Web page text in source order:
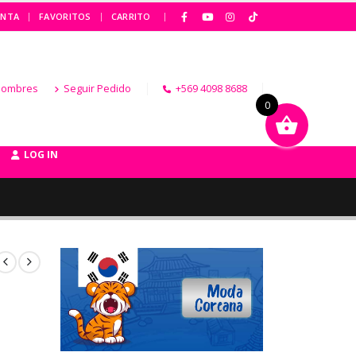
FAVORITOS CARRITO |
Seguir Pedido +569 4098 8688
LOG IN
0